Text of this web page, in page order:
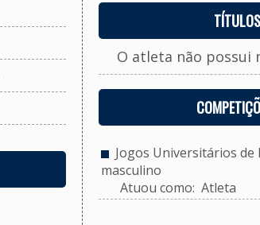
O atleta não possui
Jogos Universitários de
masculino
Atuou como: Atleta